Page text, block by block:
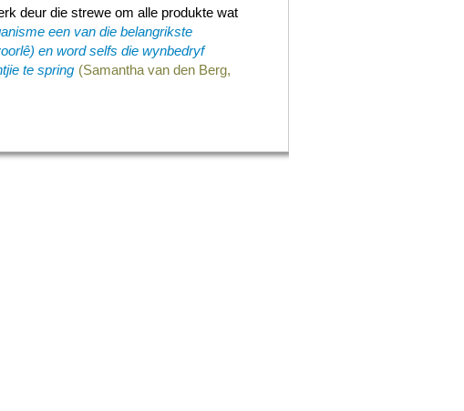
deur die strewe om alle produkte wat
een van die belangrikste
en word selfs die wynbedryf
te spring (Samantha van den Berg,